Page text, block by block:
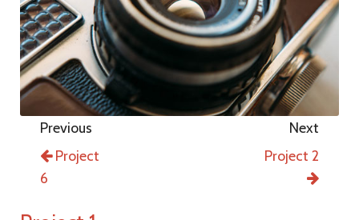
Previous
Project
6
Next
Project 2